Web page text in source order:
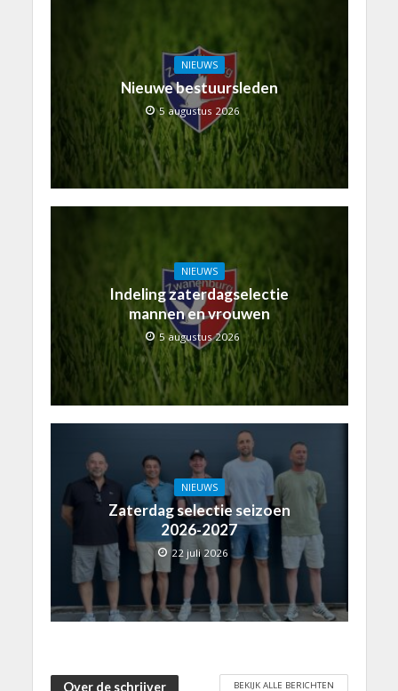
NIEUWS
Nieuwe bestuursleden
5 augustus 2026
NIEUWS
Indeling zaterdagselectie
mannen en vrouwen
5 augustus 2026
NIEUWS
Zaterdag selectie seizoen
2026-2027
22 juli 2026
Over de schrijver BEKIJK ALLE BERICHTEN